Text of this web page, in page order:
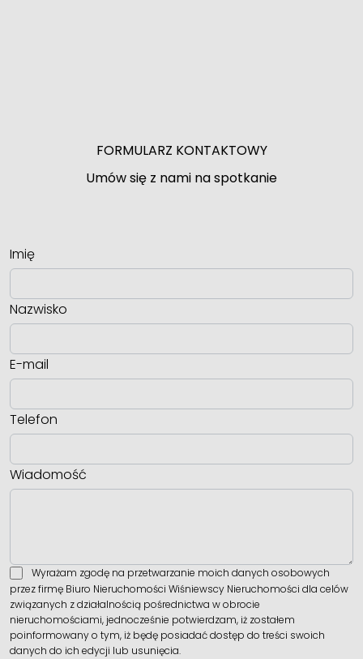
FORMULARZ KONTAKTOWY
Umów się z nami na spotkanie
Imię
Nazwisko
E-mail
Telefon
Wiadomość
Wyrażam zgodę na przetwarzanie moich danych osobowych
przez firmę Biuro Nieruchomości Wiśniewscy Nieruchomości dla celów
związanych z działalnością pośrednictwa w obrocie
nieruchomościami, jednocześnie potwierdzam, iż zostałem
poinformowany o tym, iż będę posiadać dostęp do treści swoich
danych do ich edycji lub usunięcia.